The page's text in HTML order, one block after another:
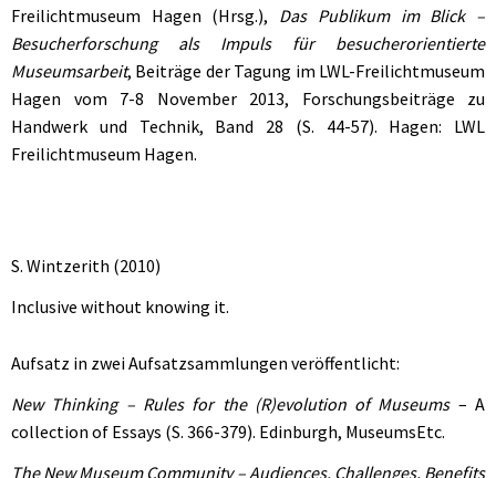
Freilichtmuseum Hagen (Hrsg.), Das Publikum im Blick –
Besucherforschung als Impuls für besucherorientierte
Museumsarbeit, Beiträge der Tagung im LWL-Freilichtmuseum
Hagen vom 7-8 November 2013, Forschungsbeiträge zu
Handwerk und Technik, Band 28 (S. 44-57). Hagen: LWL
Freilichtmuseum Hagen.
S. Wintzerith (2010)
Inclusive without knowing it.
Aufsatz in zwei Aufsatzsammlungen veröffentlicht:
New Thinking – Rules for the (R)evolution of Museums– A
collection of Essays (S. 366-379). Edinburgh, MuseumsEtc.
The New Museum Community – Audiences, Challenges, Benefits